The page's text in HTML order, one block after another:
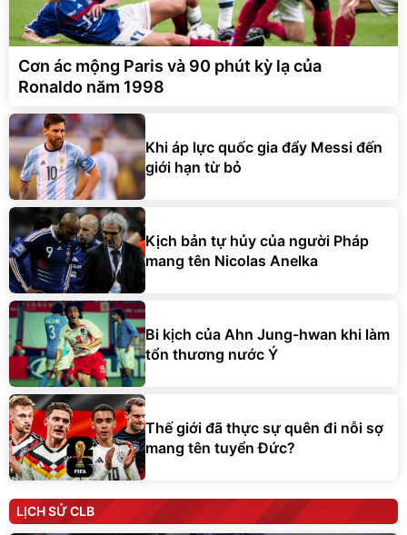
Cơn ác mộng Paris và 90 phút kỳ lạ của
Ronaldo năm 1998
Khi áp lực quốc gia đẩy Messi đến
giới hạn từ bỏ
Kịch bản tự hủy của người Pháp
mang tên Nicolas Anelka
Bi kịch của Ahn Jung-hwan khi làm
tổn thương nước Ý
Thế giới đã thực sự quên đi nỗi sợ
mang tên tuyển Đức?
LỊCH SỬ CLB